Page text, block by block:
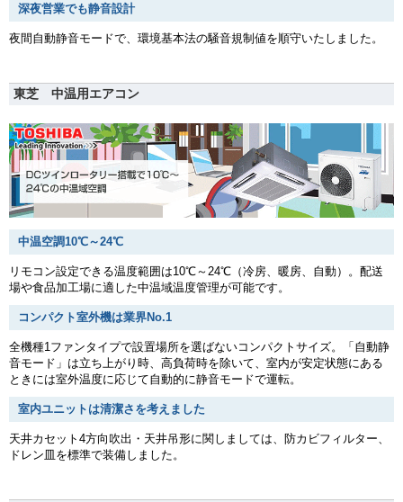
深夜営業でも静音設計
夜間自動静音モードで、環境基本法の騒音規制値を順守いたしました。
東芝 中温用エアコン
中温空調10℃～24℃
リモコン設定できる温度範囲は10℃～24℃（冷房、暖房、自動）。配送
場や食品加工場に適した中温域温度管理が可能です。
コンパクト室外機は業界No.1
全機種1ファンタイプで設置場所を選ばないコンパクトサイズ。「自動静
音モード」は立ち上がり時、高負荷時を除いて、室内が安定状態にある
ときには室外温度に応じて自動的に静音モードで運転。
室内ユニットは清潔さを考えました
天井カセット4方向吹出・天井吊形に関しましては、防カビフィルター、
ドレン皿を標準で装備しました。